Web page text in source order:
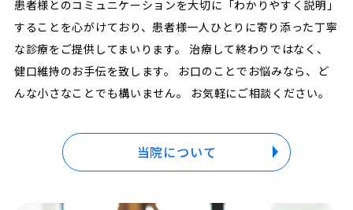
患者様とのコミュニケーションを大切に「わかりやすく説明」
することを心がけており、患者様一人ひとりに寄り添った丁寧
な診療をご提供してまいります。
治療して終わりではなく、
健口維持のお手伝を致します。
お口のことでお悩みなら、ど
んな小さなことでも構いません。
お気軽にご相談ください。
当院について